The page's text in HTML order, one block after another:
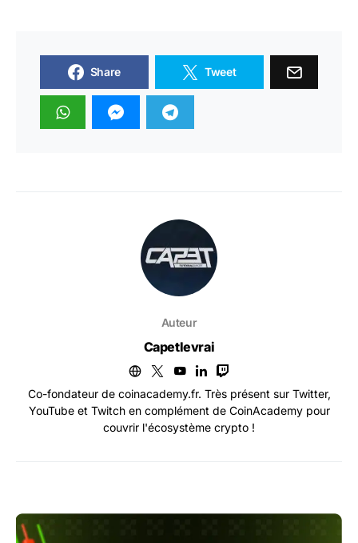
Share Tweet
Auteur
Capetlevrai
Co-fondateur de coinacademy.fr. Très présent sur Twitter,
YouTube et Twitch en complément de CoinAcademy pour
couvrir l'écosystème crypto !